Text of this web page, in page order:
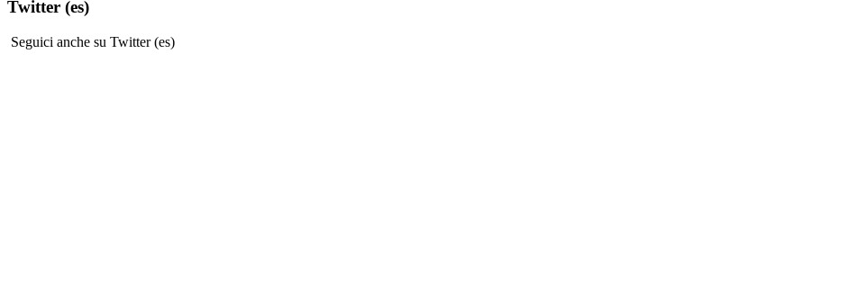
Twitter (es)
Seguici anche su Twitter (es)